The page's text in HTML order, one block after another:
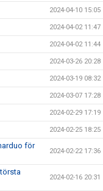
2024-04-10 15:05
2024-04-02 11:47
2024-04-02 11:44
2024-03-26 20:28
2024-03-19 08:32
2024-03-07 17:28
2024-02-29 17:19
2024-02-25 18:25
för
2024-02-22 17:36
2024-02-16 20:31